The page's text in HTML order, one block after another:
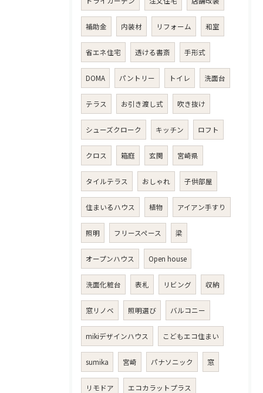
補助金 内装材 リフォーム 和室
省エネ住宅 透ける書斎 手形式
DOMA パントリー トイレ 洗面台
テラス お引き渡し式 吹き抜け
シューズクローク キッチン ロフト
クロス 箱庭 玄関 宮崎県
タイルテラス おしゃれ 子供部屋
住まいるハウス 植物 アイアン手すり
照明 フリースペース 梁
オープンハウス Open house
洗面化粧台 表札 リビング 収納
窓リノベ 照明選び バルコニー
mikiデザインハウス こどもエコ住まい
sumika 宮崎 パナソニック 窓
リモドア エコカラットプラス